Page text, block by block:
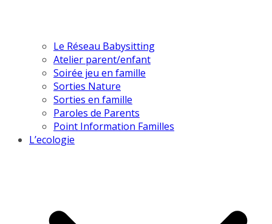
Le Réseau Babysitting
Atelier parent/enfant
Soirée jeu en famille
Sorties Nature
Sorties en famille
Paroles de Parents
Point Information Familles
L’ecologie